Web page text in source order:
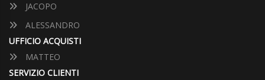
JACOPO
ALESSANDRO
UFFICIO ACQUISTI
MATTEO
SERVIZIO CLIENTI